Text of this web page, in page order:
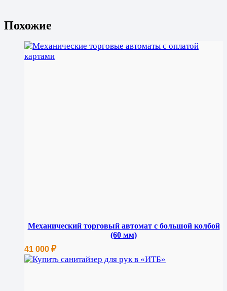
Похожие
Механический торговый автомат с большой колбой
(60 мм)
41 000 ₽